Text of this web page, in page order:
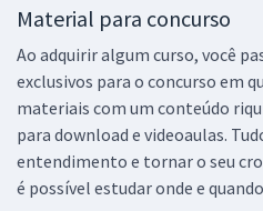
Material para concurso
Ao adquirir algum curso, você
exclusivos para o concurso em
materiais com um conteúdo
para download e videoaulas.
entendimento e tornar o seu
é possível estudar onde e